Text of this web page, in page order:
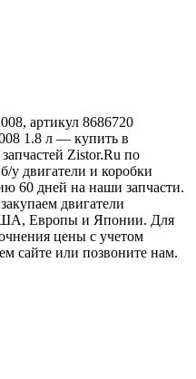
артикул 8686720
1.8 л — купить в
Zistor.Ru по
у двигатели и коробки
60 дней на наши запчасти.
двигатели
Европы и Японии. Для
цены с учетом
сайте или позвоните нам.